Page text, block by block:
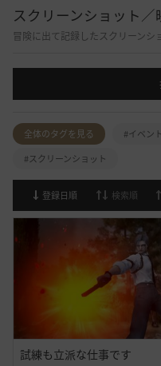
スクリーンショット／
冒険に出て記録したスクリーンシ
全体のタグを見る #イベント
#スクリーンショット
登録日順 検索順
試練も立派な仕事です